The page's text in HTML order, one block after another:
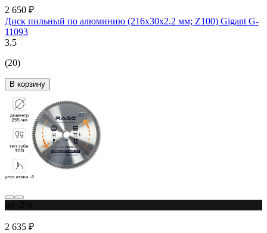
2 650 ₽
Диск пильный по алюминию (216x30х2.2 мм; Z100) Gigant G-
11093
3.5
(20)
В корзину
2 635 ₽